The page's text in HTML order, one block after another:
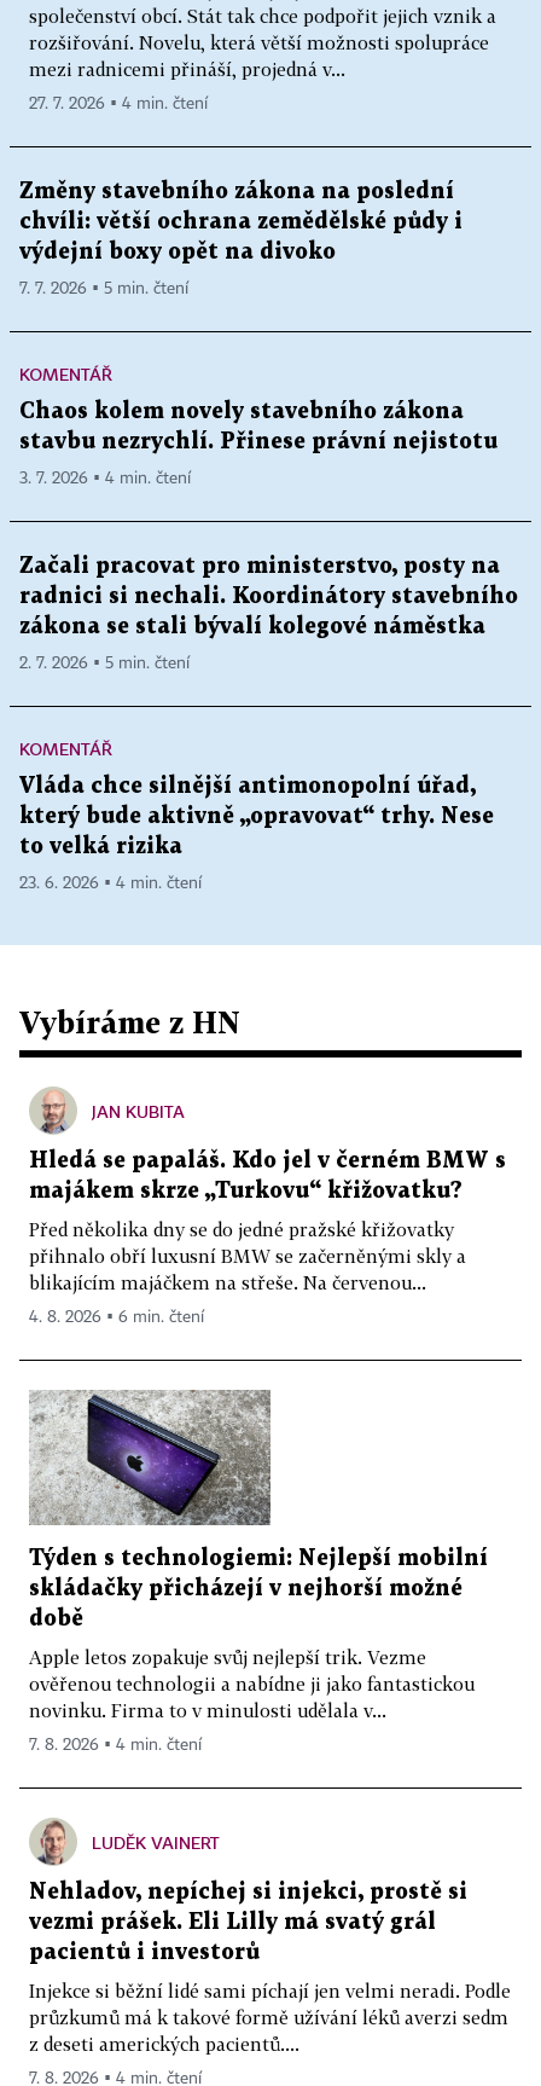
společenství obcí. Stát tak chce podpořit jejich vznik a
rozšiřování. Novelu, která větší možnosti spolupráce
mezi radnicemi přináší, projedná v...
27. 7. 2026 ▪ 4 min. čtení
Změny stavebního zákona na poslední
chvíli: větší ochrana zemědělské půdy i
výdejní boxy opět na divoko
7. 7. 2026 ▪ 5 min. čtení
KOMENTÁŘ
Chaos kolem novely stavebního zákona
stavbu nezrychlí. Přinese právní nejistotu
3. 7. 2026 ▪ 4 min. čtení
Začali pracovat pro ministerstvo, posty na
radnici si nechali. Koordinátory stavebního
zákona se stali bývalí kolegové náměstka
2. 7. 2026 ▪ 5 min. čtení
KOMENTÁŘ
Vláda chce silnější antimonopolní úřad,
který bude aktivně „opravovat“ trhy. Nese
to velká rizika
23. 6. 2026 ▪ 4 min. čtení
Vybíráme z HN
JAN KUBITA
Hledá se papaláš. Kdo jel v černém BMW s
majákem skrze „Turkovu“ křižovatku?
Před několika dny se do jedné pražské křižovatky
přihnalo obří luxusní BMW se začerněnými skly a
blikajícím majáčkem na střeše. Na červenou...
4. 8. 2026 ▪ 6 min. čtení
Týden s technologiemi: Nejlepší mobilní
skládačky přicházejí v nejhorší možné
době
Apple letos zopakuje svůj nejlepší trik. Vezme
ověřenou technologii a nabídne ji jako fantastickou
novinku. Firma to v minulosti udělala v...
7. 8. 2026 ▪ 4 min. čtení
LUDĚK VAINERT
Nehladov, nepíchej si injekci, prostě si
vezmi prášek. Eli Lilly má svatý grál
pacientů i investorů
Injekce si běžní lidé sami píchají jen velmi neradi. Podle
průzkumů má k takové formě užívání léků averzi sedm
z deseti amerických pacientů....
7. 8. 2026 ▪ 4 min. čtení